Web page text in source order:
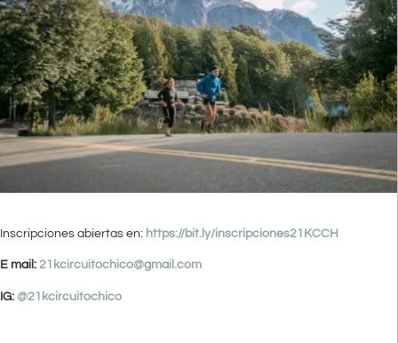
Inscripciones abiertas en: https://bit.ly/inscripciones21KCCH
E mail: 21kcircuitochico@gmail.com
IG: @21kcircuitochico